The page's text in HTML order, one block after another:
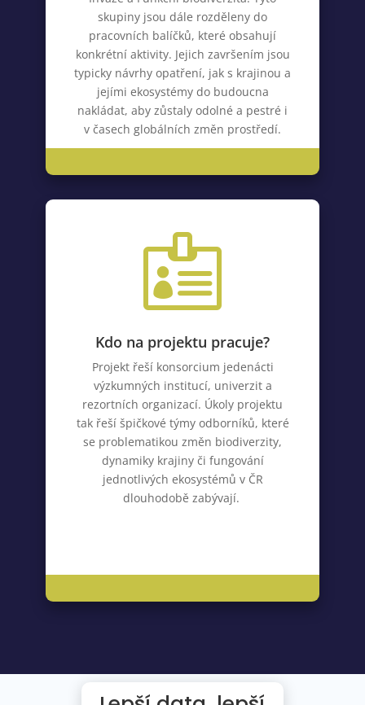
skupiny jsou dále rozděleny do
pracovních balíčků, které obsahují
konkrétní aktivity. Jejich završením jsou
typicky návrhy opatření, jak s krajinou a
jejími ekosystémy do budoucna
nakládat, aby zůstaly odolné a pestré i
v časech globálních změn prostředí.

Kdo na projektu pracuje?
Projekt řeší konsorcium jedenácti
výzkumných institucí, univerzit a
rezortních organizací. Úkoly projektu
tak řeší špičkové týmy odborníků, které
se problematikou změn biodiverzity,
dynamiky krajiny či fungování
jednotlivých ekosystémů v ČR
dlouhodobě zabývají.